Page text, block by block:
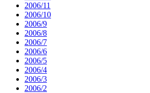
2006/11
2006/10
2006/9
2006/8
2006/7
2006/6
2006/5
2006/4
2006/3
2006/2